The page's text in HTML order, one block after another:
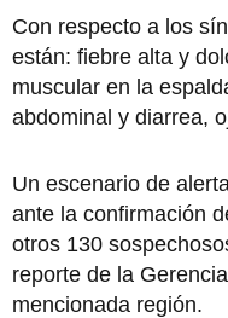
Con respecto a los
están: fiebre alta y
muscular en la
abdominal y diarrea,
Un escenario de
ante la confirmación
otros 130
reporte de la
mencionada región.